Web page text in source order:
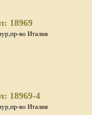
18969
во Италия
18969-4
во Италия